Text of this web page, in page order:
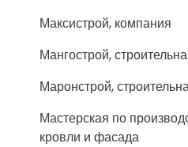
Максистрой, компания
Мангострой,
Маронстрой,
Мастерская по
кровли и фасада